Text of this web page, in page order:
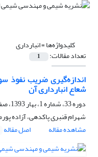
کلیدواژه‌ها =انبارداری
تعداد مقالات: 1
شعاع انبارداری آن
دوره 33، شماره 1، بهار 1393، صفحه
شهرام قنبری پاکدهی، آزاده
مشاهده مقاله
اصل مقاله